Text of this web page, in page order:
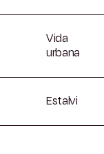
Vida
urbana
Estalvi